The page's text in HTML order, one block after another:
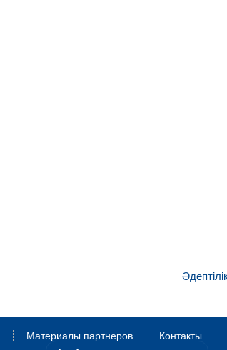
Материалы партнеров Контакты